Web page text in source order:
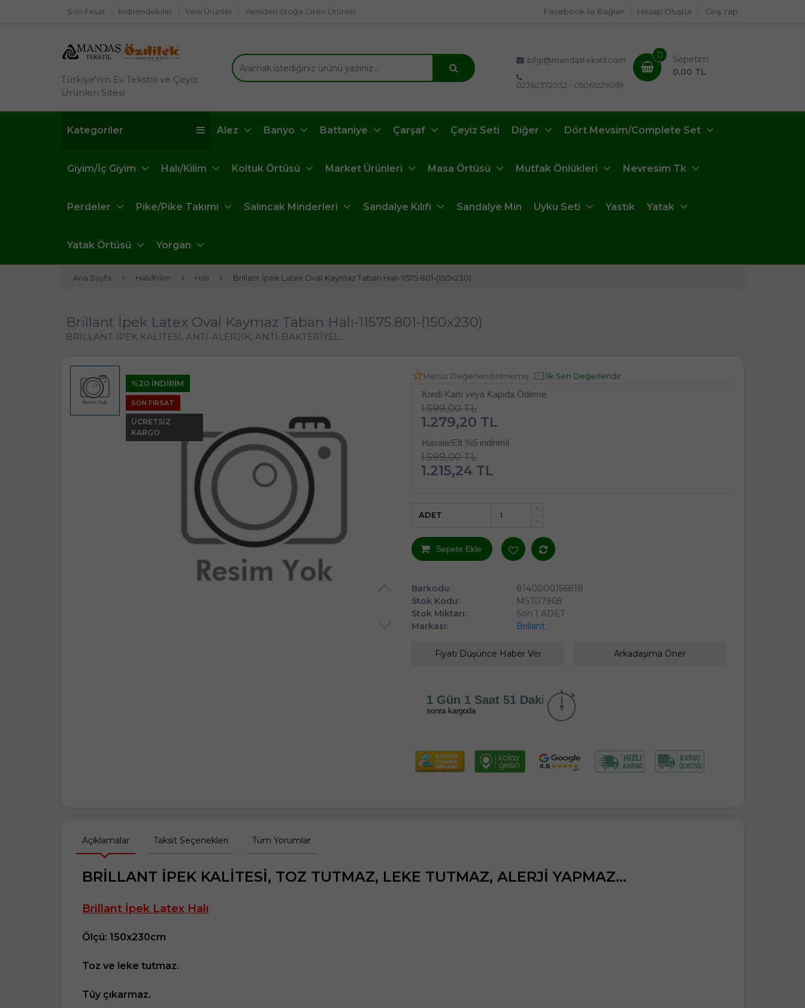
Son Fırsat İndirimdekiler Yeni Ürünler Yeniden Stoğa Giren Ürünler Giriş Yap
Hesap Oluştur
Facebook ile Bağlan
Türkiye'nin Ev Tekstili ve Çeyiz
Ürünleri Sitesi
bilgi@mandastekstil.com
02362372032 - 05061229059
0
Sepetim
0,00 TL
Kategoriler Alez Banyo Battaniye Çarşaf Çeyiz Seti Diğer Dört Mevsim/Complete Set
Giyim/İç Giyim Halı/Kilim Koltuk Örtüsü Market Ürünleri Masa Örtüsü Mutfak Önlükleri Nevresim Tk
Perdeler Pike/Pike Takımı Salıncak Minderleri Sandalye Kılıfı Sandalye Min Uyku Seti Yastık Yatak
Yatak Örtüsü Yorgan
Ana Sayfa Halı/Kilim Halı Brillant İpek Latex Oval Kaymaz Taban Halı-11575.801-(150x230)
Brillant İpek Latex Oval Kaymaz Taban Halı-11575.801-(150x230)
BRİLLANT İPEK KALİTESİ, ANTİ-ALERJİK, ANTİ-BAKTERİYEL...
%20 İNDİRİM
SON FIRSAT
ÜCRETSIZ
KARGO
Henüz Değerlendirilmemiş İlk Sen Değerlendir
Kredi Kartı veya Kapıda Ödeme
1.599,00 TL
1.279,20 TL
Havale/Eft %5 indirimli
1.599,00 TL
1.215,24 TL
+
ADET
Sepete Ekle
Barkodu:
8140000156818
Stok Kodu:
MST07968
Stok Miktarı:
Son 1 ADET
Markası:
Brillant
Fiyatı Düşünce Haber Ver Arkadaşıma Öner
1 Gün 1 Saat 51 Dakika
sonra kargoda
Açıklamalar Taksit Seçenekleri Tüm Yorumlar
BRİLLANT İPEK KALİTESİ, TOZ TUTMAZ, LEKE TUTMAZ, ALERJİ YAPMAZ...
Brillant İpek Latex Halı
Ölçü: 150x230cm
Toz ve leke tutmaz.
Tüy çıkarmaz.